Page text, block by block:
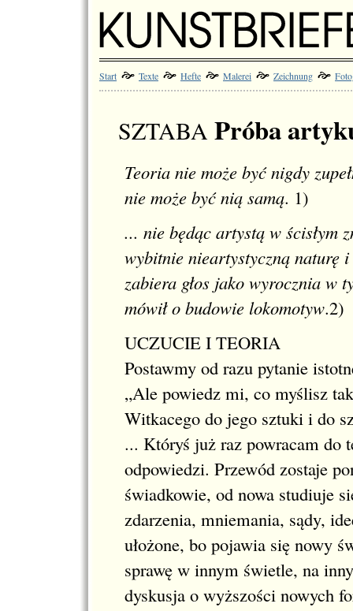
Start Texte Hefte Malerei Zeichnung
SZTABA Próba
Teoria nie może być nigdy
nie może być nią samą. 1)
... nie będąc artystą w ścisłym
wybitnie nieartystyczną naturę
zabiera głos jako wyrocznia w
mówił o budowie lokomotyw.2)
UCZUCIE I TEORIA
Postawmy od razu pytanie
„Ale powiedz mi, co myślisz
Witkacego do jego sztuki i do
... Któryś już raz powracam do
odpowiedzi. Przewód zostaje
świadkowie, od nowa studiuje
zdarzenia, mniemania, sądy,
ułożone, bo pojawia się nowy
sprawę w innym świetle, na
dyskusja o wyższości nowych